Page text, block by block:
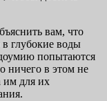
вам, что
в глубокие воды
попытаются
ничего в этом не
им для их